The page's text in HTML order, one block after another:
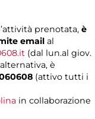
prenotata, è
email al
(dal lun.al giov.
alternativa, è
(attivo tutti i
in collaborazione